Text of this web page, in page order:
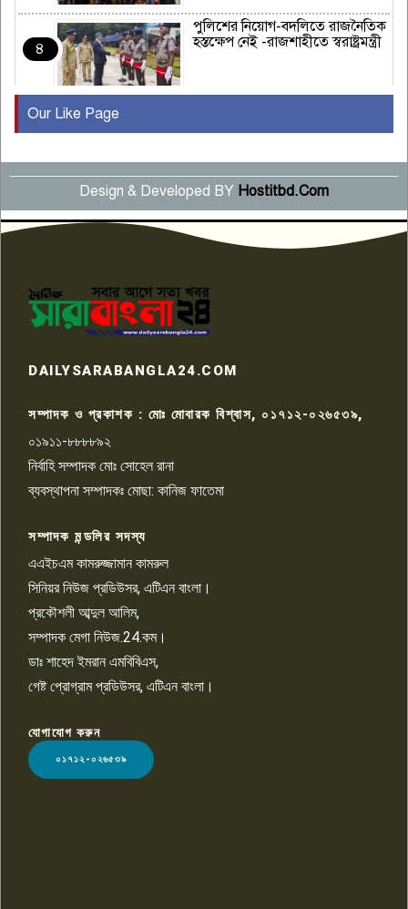
৪
পুলিশের নিয়োগ-বদলিতে রাজনৈতিক
হস্তক্ষেপ নেই -রাজশাহীতে স্বরাষ্ট্রমন্ত্রী
৫
বছর পূর্তি উদযাপন
৬
সংবাদ সম্মেলনে অভিযোগ অস্বীকার
উদ্দেশ্য প্রণোদিত সংবাদ প্রকাশের
প্রতিবাদ নাজির হাসানের
৭
কেটে ঘরে ঢুকে স্কুল শিক্ষিকাকে হত্যা
টয়লেটের ট্যাংকি থেকে লাশ উদ্ধার
রাজশাহীতে সন্ত্রাসী হামলায় গুরুতর
৯
চাঁদাবাজি ও হয়রানির অভিযোগ
১০
Our Like Page
Design & Developed BY Hostitbd.Com
LOGO
DAILYSARABANGLA24.COM
সম্পাদক ও প্রকাশক : মোঃ মোবারক বিশ্বাস, ০১৭১২-০২৬৫৩৯,
০১৯১১-৮৮৮৮৯২
নির্বাহি সম্পাদক মোঃ সোহেল রানা
ব্যবস্থাপনা সম্পাদকঃ মোছা: কানিজ ফাতেমা
সম্পাদক মন্ডলির সদস্য
এএইচএম কামরুজ্জামান কামরুল
সিনিয়র নিউজ প্রডিউসর, এটিএন বাংলা।
প্রকৌশলী আব্দুল আলিম,
সম্পাদক মেগা নিউজ.24.কম।
ডাঃ শাহেদ ইমরান এমবিবিএস,
গেষ্ট প্রোগ্রাম প্রডিউসর, এটিএন বাংলা।
যোগাযোগ করুন
০১৭১২-০২৬৫৩৯